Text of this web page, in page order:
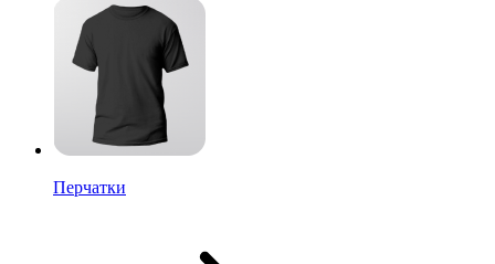
Перчатки